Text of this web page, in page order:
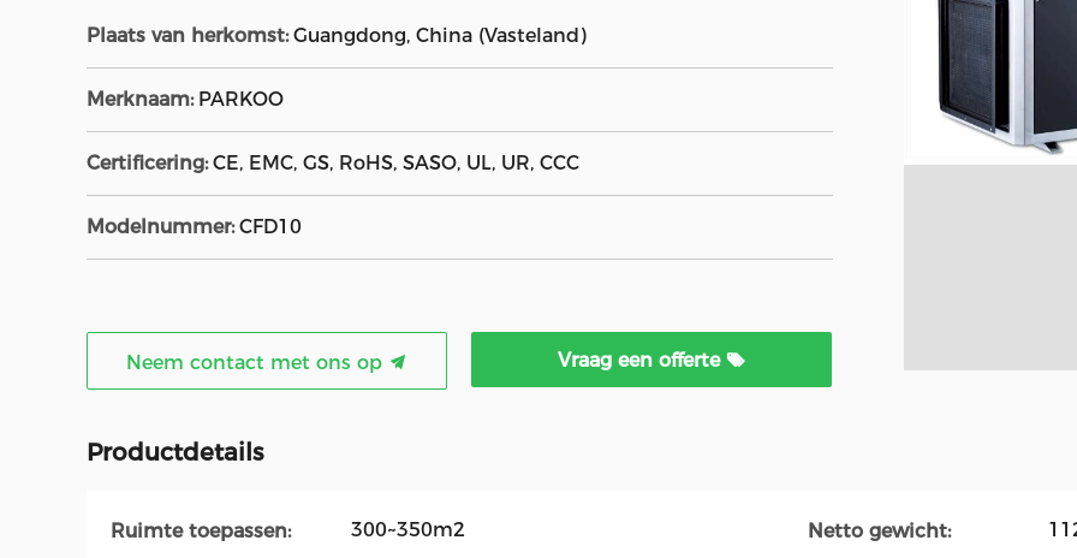
Plaats van herkomst: Guangdong, China (Vasteland)
Merknaam: PARKOO
Certificering: CE, EMC, GS, RoHS, SASO, UL, UR, CCC
Modelnummer: CFD10
Neem contact met ons op Vraag een offerte
Productdetails
Ruimte toepassen: 300~350m2 Netto gewicht: